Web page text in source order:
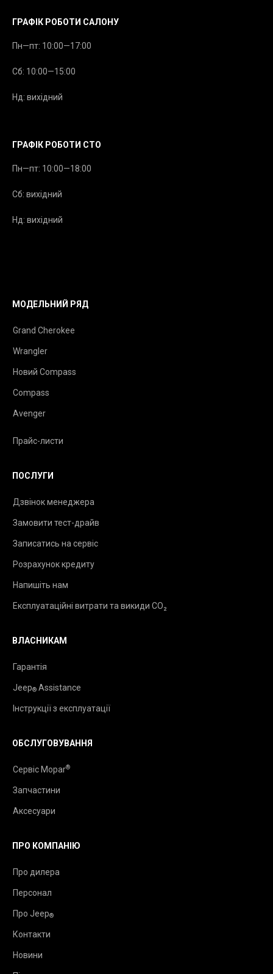
ГРАФІК РОБОТИ САЛОНУ
Пн—пт: 10:00—17:00
Сб: 10:00—15:00
Нд: вихідний
ГРАФІК РОБОТИ СТО
Пн—пт: 10:00—18:00
Сб: вихідний
Нд: вихідний
МОДЕЛЬНИЙ РЯД
Grand Cherokee
Wrangler
Новий Compass
Compass
Avenger
Прайс-листи
ПОСЛУГИ
Дзвінок менеджера
Замовити тест-драйв
Записатись на сервіс
Розрахунок кредиту
Напишіть нам
Експлуатаційні витрати та викиди CO₂
ВЛАСНИКАМ
Гарантія
Jeep® Assistance
Інструкції з експлуатації
ОБСЛУГОВУВАННЯ
Сервіс Mopar®
Запчастини
Аксесуари
ПРО КОМПАНІЮ
Про дилера
Персонал
Про Jeep®
Контакти
Новини